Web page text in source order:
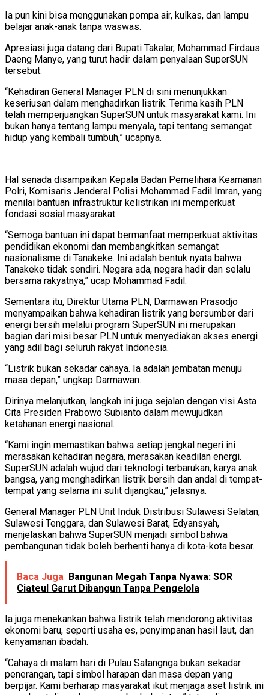
Ia pun kini bisa menggunakan pompa air, kulkas, dan lampu
belajar anak-anak tanpa waswas.
Apresiasi juga datang dari Bupati Takalar, Mohammad Firdaus
Daeng Manye, yang turut hadir dalam penyalaan SuperSUN
tersebut.
“Kehadiran General Manager PLN di sini menunjukkan
keseriusan dalam menghadirkan listrik. Terima kasih PLN
telah memperjuangkan SuperSUN untuk masyarakat kami. Ini
bukan hanya tentang lampu menyala, tapi tentang semangat
hidup yang kembali tumbuh,” ucapnya.
Hal senada disampaikan Kepala Badan Pemelihara Keamanan
Polri, Komisaris Jenderal Polisi Mohammad Fadil Imran, yang
menilai bantuan infrastruktur kelistrikan ini memperkuat
fondasi sosial masyarakat.
“Semoga bantuan ini dapat bermanfaat memperkuat aktivitas
pendidikan ekonomi dan membangkitkan semangat
nasionalisme di Tanakeke. Ini adalah bentuk nyata bahwa
Tanakeke tidak sendiri. Negara ada, negara hadir dan selalu
bersama rakyatnya,” ucap Mohammad Fadil.
Sementara itu, Direktur Utama PLN, Darmawan Prasodjo
menyampaikan bahwa kehadiran listrik yang bersumber dari
energi bersih melalui program SuperSUN ini merupakan
bagian dari misi besar PLN untuk menyediakan akses energi
yang adil bagi seluruh rakyat Indonesia.
“Listrik bukan sekadar cahaya. Ia adalah jembatan menuju
masa depan,” ungkap Darmawan.
Dirinya melanjutkan, langkah ini juga sejalan dengan visi Asta
Cita Presiden Prabowo Subianto dalam mewujudkan
ketahanan energi nasional.
“Kami ingin memastikan bahwa setiap jengkal negeri ini
merasakan kehadiran negara, merasakan keadilan energi.
SuperSUN adalah wujud dari teknologi terbarukan, karya anak
bangsa, yang menghadirkan listrik bersih dan andal di tempat-
tempat yang selama ini sulit dijangkau,” jelasnya.
General Manager PLN Unit Induk Distribusi Sulawesi Selatan,
Sulawesi Tenggara, dan Sulawesi Barat, Edyansyah,
menjelaskan bahwa SuperSUN menjadi simbol bahwa
pembangunan tidak boleh berhenti hanya di kota-kota besar.
Baca Juga Bangunan Megah Tanpa Nyawa: SOR
Ciateul Garut Dibangun Tanpa Pengelola
Ia juga menekankan bahwa listrik telah mendorong aktivitas
ekonomi baru, seperti usaha es, penyimpanan hasil laut, dan
kenyamanan ibadah.
“Cahaya di malam hari di Pulau Satangnga bukan sekadar
penerangan, tapi simbol harapan dan masa depan yang
berpijar. Kami berharap masyarakat ikut menjaga aset listrik ini